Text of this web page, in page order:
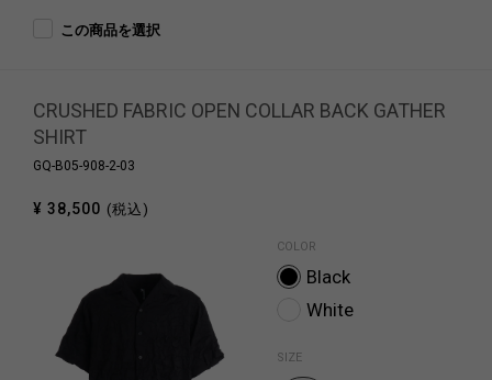
この商品を選択
CRUSHED FABRIC OPEN COLLAR BACK GATHER
SHIRT
GQ-B05-908-2-03
¥ 38,500 (税込)
COLOR
Black
White
SIZE